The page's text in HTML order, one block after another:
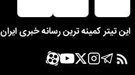
این تیتر کمینه ترین رسانه خبری ایران